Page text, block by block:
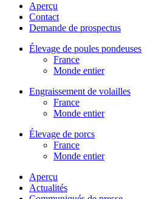
Aperçu
Contact
Demande de prospectus
Élevage de poules pondeuses
France
Monde entier
Engraissement de volailles
France
Monde entier
Élevage de porcs
France
Monde entier
Aperçu
Actualités